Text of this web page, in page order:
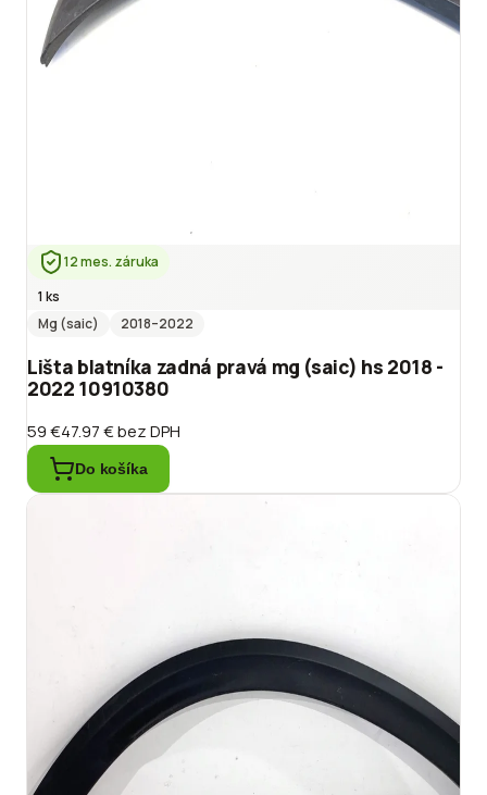
12 mes. záruka
1 ks
Mg (saic)
2018–2022
Lišta blatníka zadná pravá mg (saic) hs 2018 -
2022 10910380
59 €47.97 €bez DPH
Do košíka